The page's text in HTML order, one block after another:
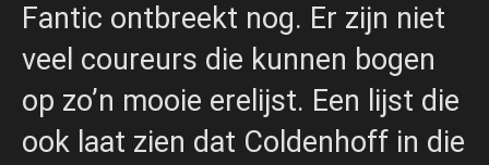
Fantic ontbreekt nog. Er zijn niet
veel coureurs die kunnen bogen
op zo’n mooie erelijst. Een lijst die
ook laat zien dat Coldenhoff in die